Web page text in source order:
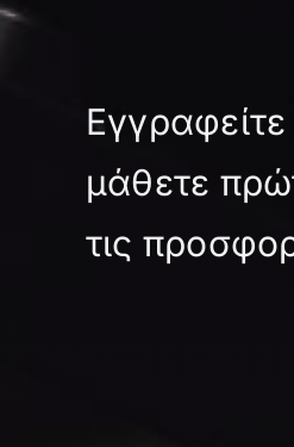
μάθετε
τις